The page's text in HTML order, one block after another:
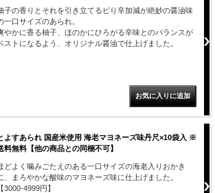
子の香りとそれを引き立てるピり辛加減が絶妙の醤油味
一口サイズのあられ。
やかに香る柚子、ほのかにひろがる辛味とのバランスが
ストになるよう、オリジナル醤油で仕上げました。
よすあられ 国産米使用 海老マヨネーズ味丹尺×10袋入 ※
料無料【他の商品との同梱不可】
どよく噛みごたえのある一口サイズの海老入りおかき
、まろやかな酸味のマヨネーズ味に仕上げました。
【3000-4999円】